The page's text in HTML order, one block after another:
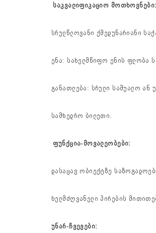
საკვალიფიკაციო მოთხოვნები:
სრულწლოვანი ქმედუნარიანი
ენა: სახელმწიფო ენის ფლობა
განათლება: სრული საშუალო ან
სამხედრო ბილეთი.
ფუნქცია-მოვალეობები:
დასაცავ ობიექტზე
ხელმძღვანელი პირების
უნარ-ჩვევები: